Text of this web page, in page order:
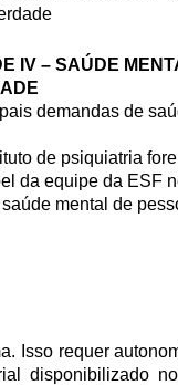
IV – SAÚDE
demandas de
de psiquiatria
da equipe da ESF
mental de
Isso requer
disponibilizado